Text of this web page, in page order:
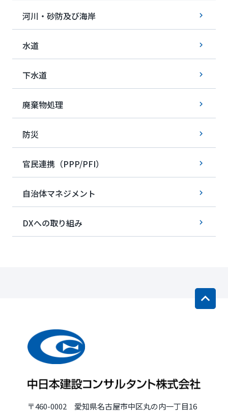
河川・砂防及び海岸
水道
下水道
廃棄物処理
防災
官民連携（PPP/PFI）
自治体マネジメント
DXへの取り組み
〒460-0002 愛知県名古屋市中区丸の内一丁目16